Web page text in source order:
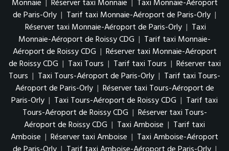
Monnaie | Réserver taxi Monnaie | Taxi Monnaie-Aéroport
de Paris-Orly | Tarif taxi Monnaie-Aéroport de Paris-Orly |
Réserver taxi Monnaie-Aéroport de Paris-Orly | Taxi
Monnaie-Aéroport de Roissy CDG | Tarif taxi Monnaie-
Aéroport de Roissy CDG | Réserver taxi Monnaie-Aéroport
de Roissy CDG | Taxi Tours | Tarif taxi Tours | Réserver taxi
Tours | Taxi Tours-Aéroport de Paris-Orly | Tarif taxi Tours-
Aéroport de Paris-Orly | Réserver taxi Tours-Aéroport de
Paris-Orly | Taxi Tours-Aéroport de Roissy CDG | Tarif taxi
Tours-Aéroport de Roissy CDG | Réserver taxi Tours-
Aéroport de Roissy CDG | Taxi Amboise | Tarif taxi
Amboise | Réserver taxi Amboise | Taxi Amboise-Aéroport